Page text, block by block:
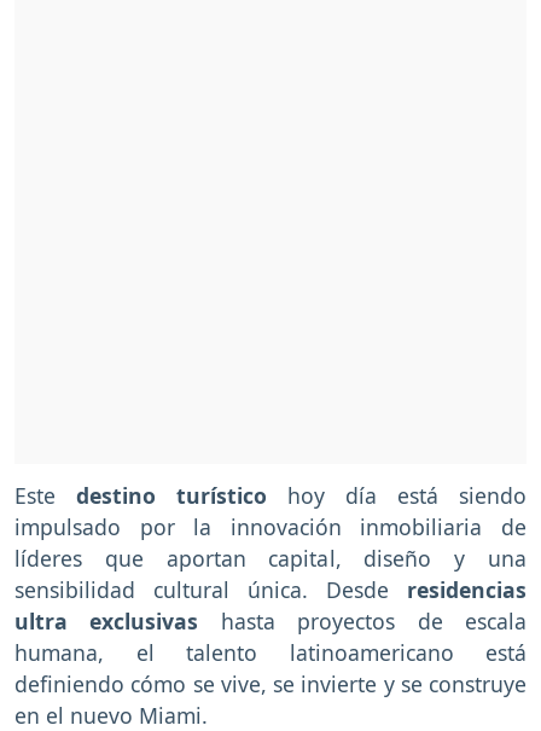
Este destino turístico hoy día está siendo
impulsado por la innovación inmobiliaria de
líderes que aportan capital, diseño y una
sensibilidad cultural única. Desde residencias
ultra exclusivas hasta proyectos de escala
humana, el talento latinoamericano está
definiendo cómo se vive, se invierte y se construye
en el nuevo Miami.